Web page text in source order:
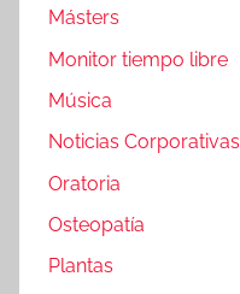
Másters
Monitor tiempo libre
Música
Noticias Corporativas
Oratoria
Osteopatía
Plantas